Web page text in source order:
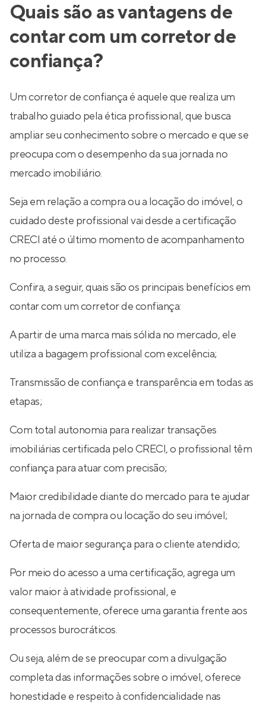
Quais são as vantagens de
contar com um corretor de
confiança?
Um corretor de confiança é aquele que realiza um
trabalho guiado pela ética profissional, que busca
ampliar seu conhecimento sobre o mercado e que se
preocupa com o desempenho da sua jornada no
mercado imobiliário.
Seja em relação a compra ou a locação do imóvel, o
cuidado deste profissional vai desde a certificação
CRECI até o último momento de acompanhamento
no processo.
Confira, a seguir, quais são os principais benefícios em
contar com um corretor de confiança:
A partir de uma marca mais sólida no mercado, ele
utiliza a bagagem profissional com excelência;
Transmissão de confiança e transparência em todas as
etapas;
Com total autonomia para realizar transações
imobiliárias certificada pelo CRECI, o profissional têm
confiança para atuar com precisão;
Maior credibilidade diante do mercado para te ajudar
na jornada de compra ou locação do seu imóvel;
Oferta de maior segurança para o cliente atendido;
Por meio do acesso a uma certificação, agrega um
valor maior à atividade profissional, e
consequentemente, oferece uma garantia frente aos
processos burocráticos.
Ou seja, além de se preocupar com a divulgação
completa das informações sobre o imóvel, oferece
honestidade e respeito à confidencialidade nas